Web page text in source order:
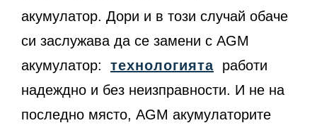
акумулатор. Дори и в този случай обаче
си заслужава да се замени с AGM
акумулатор: технологията работи
надеждно и без неизправности. И не на
последно място, AGM акумулаторите